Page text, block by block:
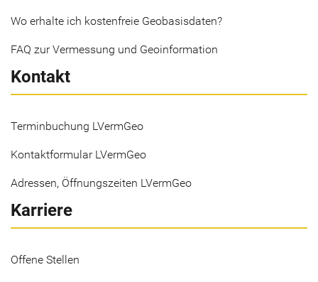
Wo erhalte ich kostenfreie Geobasisdaten?
FAQ zur Vermessung und Geoinformation
Kontakt
Terminbuchung LVermGeo
Kontaktformular LVermGeo
Adressen, Öffnungszeiten LVermGeo
Karriere
Offene Stellen